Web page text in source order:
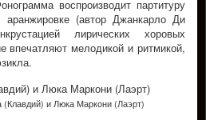
воспроизводит партитуру
аранжировке (автор Джанкарло Ди
лирических хоровых
впечатляют мелодикой и ритмикой,
(Клавдий) и Люка Маркони (Лаэрт)